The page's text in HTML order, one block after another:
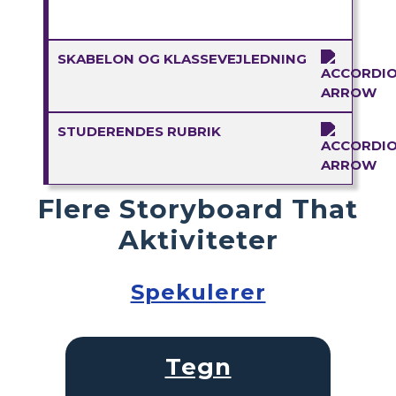
SKABELON OG KLASSEVEJLEDNING
STUDERENDES RUBRIK
Flere Storyboard That
Aktiviteter
Spekulerer
Tegn